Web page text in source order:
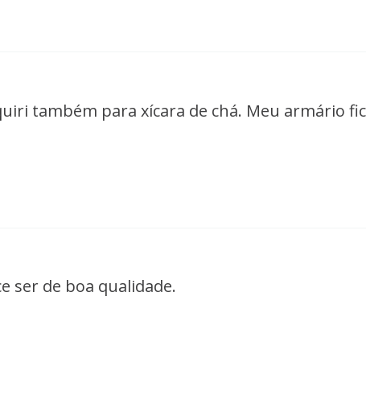
também para xícara de chá. Meu armário
ser de boa qualidade.